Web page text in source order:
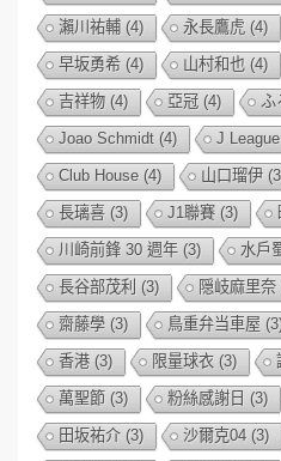
瀨川祐輔 (4) 永長鷹虎 (4)
早坂勇希 (4) 山村和也 (4)
吉祥物 (4) 亞冠 (4) ふ
Joao Schmidt (4) J
Club House (4) 山口瑠伊
長璃喜 (3) J1聯賽 (3)
川崎前鋒 30 週年 (3) 水戶
長谷部茂利 (3) 隠岐麻里奈
齋藤學 (3) 鳥重弁当車屋
香港 (3) 限量球衣 (3)
萬聖節 (3) 粉絲感謝日 (3)
田坂祐介 (3) 沙爾克04 (3)